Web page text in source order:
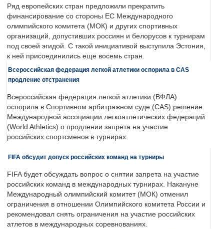
Ряд европейских стран предложили прекратить
финансирование со стороны ЕС Международного
олимпийского комитета (МОК) и других спортивных
организаций, допустивших россиян и белорусов к турнирам
под своей эгидой. С такой инициативой выступила Эстония,
к ней присоединились еще восемь стран.
Всероссийская федерация легкой атлетики оспорила в CAS
продление отстранения
Всероссийская федерация легкой атлетики (ВФЛА)
оспорила в Спортивном арбитражном суде (CAS) решение
Международной ассоциации легкоатлетических федераций
(World Athletics) о продлении запрета на участие
российских спортсменов в турнирах.
FIFA обсудит допуск российских команд на турниры
FIFA будет обсуждать вопрос о снятии запрета на участие
российских команд в международных турнирах. Накануне
Международный олимпийский комитет (МОК) отменил
ограничения в отношении Олимпийского комитета России и
рекомендовал снять ограничения на участие российских
атлетов в международных соревнованиях.